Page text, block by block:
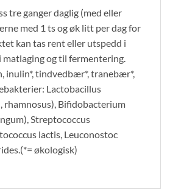
tre ganger daglig (med eller
med 1 ts og øk litt per dag for
kan tas rent eller utspedd i
matlaging og til fermentering.
inulin*, tindvedbær*, tranebær*,
Lactobacillus
rhamnosus), Bifidobacterium
Streptococcus
lactis, Leuconostoc
økologisk)